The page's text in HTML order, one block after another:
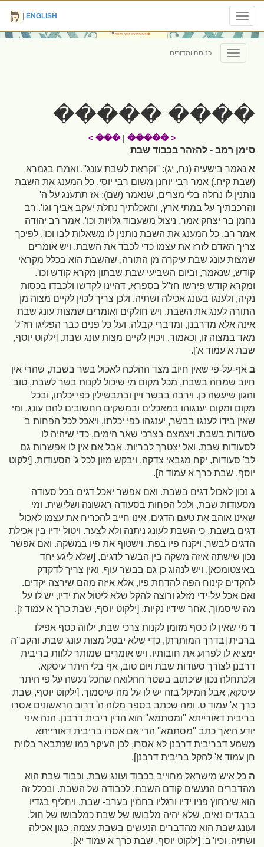
Toggle
navigation
ENGLISH
Toggle
navigation
כניסה ומדורים
���� �����
< �����
|
��� >
סימן רמב - להזהר בכבוד שבת
א נאמר בישעיה (נח, יג): ''וקראת לשבת עונג'', ואמרו בגמרא
(שבת קיח.) אמר רבי יוחנן משום רבי יוסי, כל המענג את השבת
נותנין לו נחלה בלי מצרים, שנאמר (שם): אז תתענג על ה'
והרכבתיך על במתי ארץ, והאכלתיך נחלת יעקב אביך וגו'. רב
נחמן בר יצחק אמר, ניצול משעבוד גלויות וכו'. אמר רב יהודה
אמר רב, כל המענג את השבת נותנין לו משאלות לבו וכו'. לפיכך
צריך האדם לזרז את עצמו כדי לכבד את השבת. ויש אומרים
שמצות עונג שבת עיקרה מן התורה, שהשבת הוא בכלל מקראי
קודש, שנאמר, וביום השביעי שבת שבתון מקרא קודש וכו'.
ומקרא קודש פירשו חז''ל בספרא, דהיינו לקדשו ולכבדו בכסות
נקיה, ולענגו בעונג אכילה ושתיה. ולכן צריך לכוין לקיים מצוה מן
התורה לענג את השבת. ויש חולקים ואומרים שמצות עונג שבת
אינה אלא מדרבנן, ומדברי קבלה. ועל כל פנים כבר הפליגו חז''ל
מאד במצוה זו, וכאמור. ויכוין לקיים מצות עונג שבת. [ילקוט יוסף,
שבת א עמוד א'].
ב אף-על-פי שאין חיוב מצד ההלכה לאכול בשר בשבת, שהרי אין
חיוב שמחה בשבת, מכל מקום מי שיכול לקנות בשר לשבת, טוב
והגון שיעשה כן. וירבה בבשר ויין ובתבשילין כפי יכלתו, ובכל
מקום ומקום יענגוהו במאכלים ובמשקים החשובים להם עונג. ומי
שאין בידו לענגו בבשר, יענגהו כפי יכלתו, ויאכל לכל הפחות ב'
סעודות בשבת. ויצמצם בצרכי שאר הימים, כדי שיהיה לו
לסעודות שבת. ואל יצטרך לבריות. אבל אם אין לו אפשרות גם
לב' סעודות, יקח מגבאי צדקה, ויבקש מזון לכל ג' הסעודות. [ילקוט
יוסף, שבת כרך א עמוד ה].
ג נכון לאכול דגים בשבת. ואם אפשר יאכל דגים בכל סעודה
מסעודות שבת, ולכל הפחות בסעודה ראשונה ושלישית. ומי
שאינו אוהב את טעם הדגים, אינו חייב להכריח את עצמו לאכול
דגים בשבת, כי השבת לעונג ניתנה ולא לצער. ויטול ידיו בין אכילת
הדגים לבשר, ויקנח פיו בפת, וישטוף את פיו במשקה. ואם אפשר
נכון שישתה איזה משקה בין הבשר לדגים, [שלא ליגע יחד
באיצטומכא]. ויש לנהוג כן גם בבשר עוף. ואין צריך לדקדק
להקדים קינוח הפה להדחת פיו, אלא איזה מהם שירצה יקדים.
ואם אכל על-ידי מזלג ורוצה להקל שלא ליטול את ידיו, יש לו על
מה שיסמוך, אחר שידיו נקיות. [ילקוט יוסף, שבת כרך א עמוד ז].
ד מי שאין לו כסף מזומן לקנות צרכי שבת, ילווה כסף אפילו
ברבית [בדרך המותרת], כדי שלא יבטל מצות עונג שבת. והקב''ה
ימציא לו לפרוע את חובותיו. ויש אומרים שמותר ללוות בריבית
דרבנן לצורך סעודות שבת ויום טוב, אף בלי היתר עיסקא.
ולכתחלה נכון שיכתוב בשטר ההלואה שהכל נעשה על פי היתר
עיסקא, אבל המיקל בזה יש לו על מה שיסמוך. [ילקוט יוסף, שבת
כרך א' עמוד ט. ומה שכתב בספר מלוה ה' דרוב הראשונים אסרו
בריבית דאורייתא ''ומסתמא'' הוא הדין ריבית דרבנן. הנה איני
יודע היאך כתב ''מסתמא'' הרי אם אסרו בריבית דאורייתא
משמע דבריבית דרבנן לא אסרו, לכן העיקר כמו שנתבאר בלוית
חן עמוד א' להקל בריבית דרבנן].
ה כל איש מישראל מחוייב בכבוד ועונג שבת. וכבוד שבת הוא
מהדברים הנעשים קודם השבת, לכבודה של השבת. ובכלל זה
הוא שירחוץ פניו ידיו ורגליו בחמין בערב- שבת, ויחליף בגדיו
בבגדים נאים, שלא יהיה מלבושו של שבת כמלבושו של חול.
ועונג שבת הוא מהדברים הנעשים בשבת עצמה, כגון אכילה
ושתיה, וכיו''ב. [ילקוט יוסף, שבת כרך א עמוד יא].